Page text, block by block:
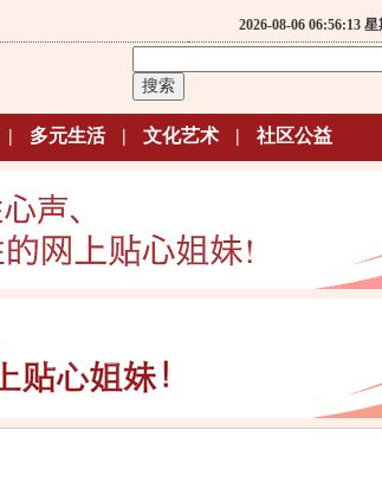
2026-08-06 06:56:13 星
| 多元生活 | 文化艺术 | 社区公益